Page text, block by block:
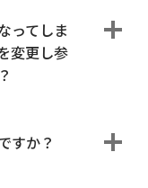
ってしま
変更し参
すか？